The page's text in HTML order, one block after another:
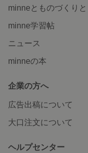
minneとものづくりと
minne学習帖
ニュース
minneの本
企業の方へ
広告出稿について
大口注文について
ヘルプセンター